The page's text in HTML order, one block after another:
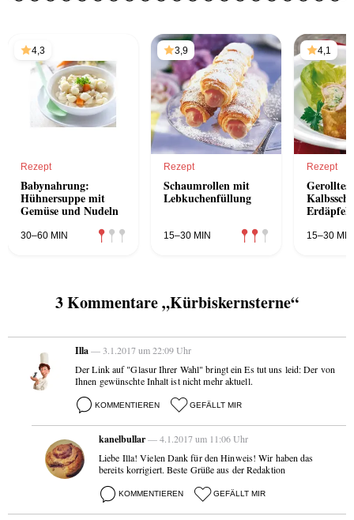
4,3
Rezept
Babynahrung:
Hühnersuppe mit
Gemüse und Nudeln
30–60 MIN
3,9
Rezept
Schaumrollen mit
Lebkuchenfüllung
15–30 MIN
4,1
Rezept
Gerolltes
Erdäpfel-
15–30 MIN
3 Kommentare „Kürbiskernsterne“
Illa— 3.1.2017 um 22:09 Uhr
Der Link auf "Glasur Ihrer Wahl" bringt ein Es tut uns leid: Der von
Ihnen gewünschte Inhalt ist nicht mehr aktuell.
KOMMENTIEREN GEFÄLLT MIR
kanelbullar— 4.1.2017 um 11:06 Uhr
Liebe Illa! Vielen Dank für den Hinweis! Wir haben das
bereits korrigiert. Beste Grüße aus der Redaktion
KOMMENTIEREN GEFÄLLT MIR